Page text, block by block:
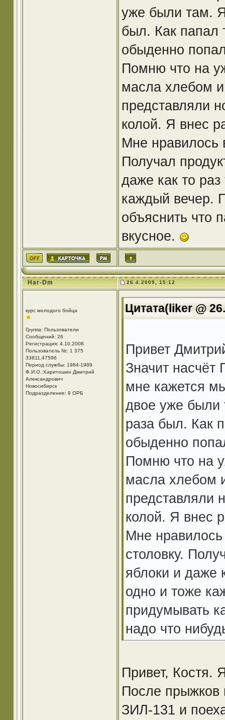
уже были там.
был. Как папал
обыденно
Помню что на
масла хлебом
представляли
колой. Я внес
Мне нравилось
Получал
даже как то
каждый вечер.
объяснить что
вкусное.
Har-Dm 26.4.2009, 15:12
курс молодого бойца
Группа: Пользователи
Сообщений: 26
Регистрация: 4.10.2008
Пользователь №: 1 375
33811,47596
Период службы: 1984-1989
Ф.И.О.:Харитошин Дмитрий
Александрович
Новосибирск
Подразделение: 9 ОРБ
Цитата(liker @
Привет
Значит насчёт
мне кажется
двое уже были
раза был. Как
обыденно
Помню что на
масла хлебом
представляли
колой. Я внес
Мне
столовку.
яблоки и даже
одно и тоже
придумывать
надо что
Привет, Костя.
После прыжков
ЗИЛ-131 и